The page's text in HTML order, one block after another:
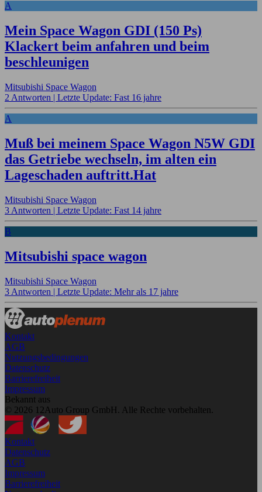
A
Mein Space Wagon GDI (150 Ps)
Klackert beim anfahren und beim
beschleunigen
Mitsubishi Space Wagon
2 Antworten | Letzte Update: Fast 16 jahre
A
Muß bei meinem Space Wagon N5W GDI
das Getriebe wechseln, im alten ein
Lageschaden auftritt.Hat
Mitsubishi Space Wagon
3 Antworten | Letzte Update: Fast 14 jahre
B
Mitsubishi space wagon
Mitsubishi Space Wagon
3 Antworten | Letzte Update: Mehr als 17 jahre
Kontakt
AGB
Nutzungsbedingungen
Datenschutz
Barrierefreiheit
Impressum
Bekannt aus
© 2026 12Auto Group GmbH. Alle Rechte vorbehalten.
Kontakt
Datenschutz
AGB
Impressum
Barrierefreiheit